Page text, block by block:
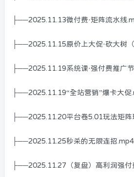
├──2025.11.13微付费·矩阵流水线
├──2025.11.15原价上大促·砍大树
├──2025.11.19系统课·强付费推广
├──2025.11.19“全站营销”爆卡大促
├──2025.11.20平台卷5.01玩法矩阵
├──2025.11.25秒杀的无限连招.mp4
├──2025.11.27（复盘）高利润强付